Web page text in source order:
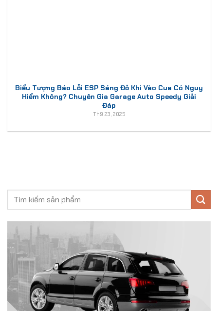
Biểu Tượng Báo Lỗi ESP Sáng Đỏ Khi Vào Cua Có Nguy
Hiểm Không? Chuyên Gia Garage Auto Speedy Giải
Đáp
Th9 23, 2025